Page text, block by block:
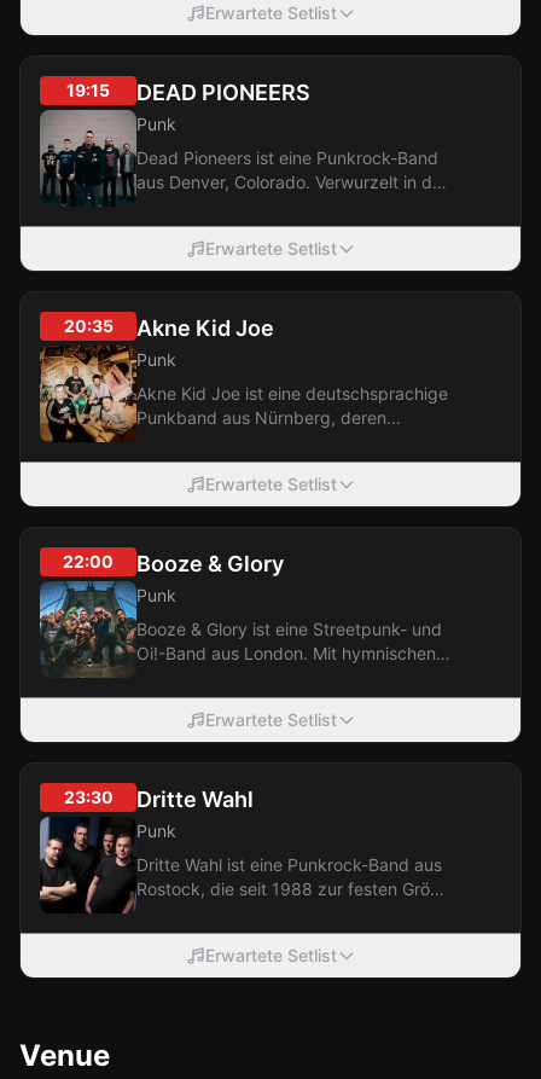
Erwartete Setlist
19:15 DEAD PIONEERS
Punk
Dead Pioneers ist eine Punkrock-Band
aus Denver, Colorado. Verwurzelt in der
Erwartete Setlist
20:35 Akne Kid Joe
Punk
Akne Kid Joe ist eine deutschsprachige
Punkband aus Nürnberg, deren
Friedrich...
Erwartete Setlist
22:00 Booze & Glory
Punk
Booze & Glory ist eine Streetpunk- und
Oi!-Band aus London. Mit hymnischen
traditionellen...
Erwartete Setlist
23:30 Dritte Wahl
Punk
Dritte Wahl ist eine Punkrock-Band aus
Rostock, die seit 1988 zur festen Größe
über...
Erwartete Setlist
Venue